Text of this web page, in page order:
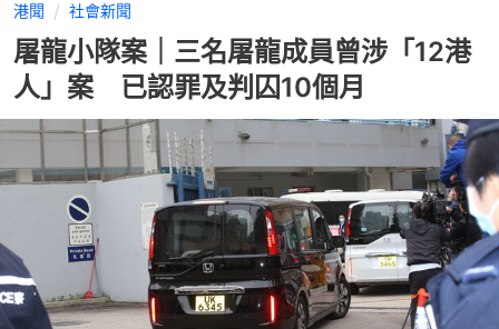
港聞 社會新聞
屠龍小隊案｜三名屠龍成員曾涉「12港
人」案 已認罪及判囚10個月